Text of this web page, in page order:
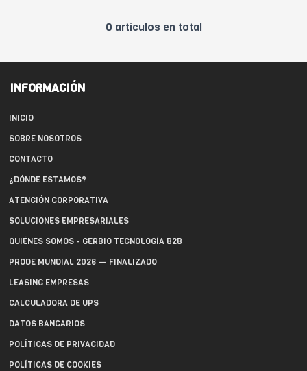
0 artículos en total
INFORMACIÓN
INICIO
SOBRE NOSOTROS
CONTACTO
¿DÓNDE ESTAMOS?
ATENCIÓN CORPORATIVA
SOLUCIONES EMPRESARIALES
QUIÉNES SOMOS - GERBIO TECNOLOGÍA B2B
PRODE MUNDIAL 2026 — FINALIZADO
LEASING EMPRESAS
CALCULADORA DE UPS
DATOS BANCARIOS
POLÍTICAS DE PRIVACIDAD
POLÍTICAS DE COOKIES